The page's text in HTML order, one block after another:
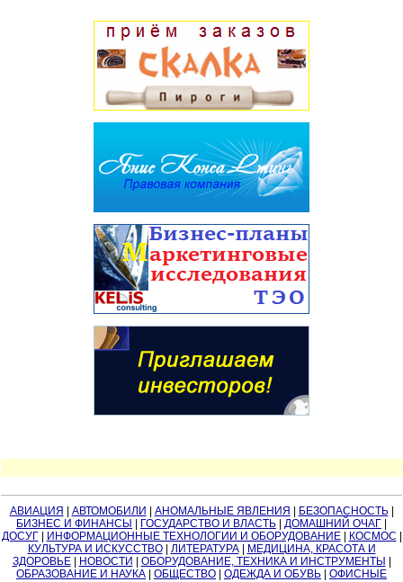
АВИАЦИЯ АВТОМОБИЛИ АНОМАЛЬНЫЕ ЯВЛЕНИЯ БЕЗОПАСНОСТЬ|
БИЗНЕС И ФИНАНСЫ
ГОСУДАРСТВО И ВЛАСТЬ ДОМАШНИЙ ОЧАГ
ДОСУГ| ИНФОРМАЦИОННЫЕ ТЕХНОЛОГИИ И ОБОРУДОВАНИЕ| КОСМОС
КУЛЬТУРА И ИСКУССТВО| ЛИТЕРАТУРА|
МЕДИЦИНА, КРАСОТА И
ЗДОРОВЬЕ| НОВОСТИ ОБОРУДОВАНИЕ, ТЕХНИКА И ИНСТРУМЕНТЫ
ОБРАЗОВАНИЕ И НАУКА
ОБЩЕСТВО ОДЕЖДА И ОБУВЬ
ОФИСНЫЕ